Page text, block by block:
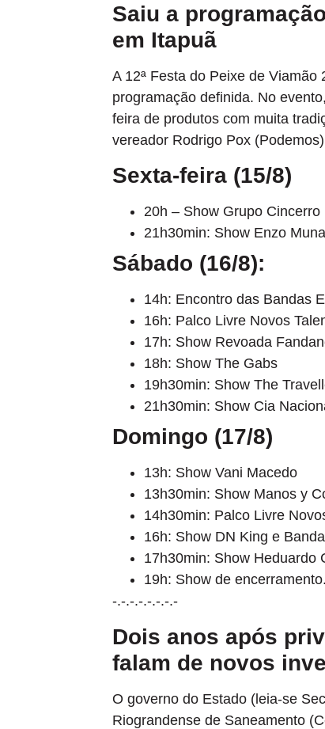
Saiu a
em Itapuã
A 12ª Festa do Peixe de
programação definida. No
feira de produtos com muita
vereador Rodrigo Pox
Sexta-feira (15/8)
20h – Show Grupo Cincerro
21h30min: Show Enzo
Sábado (16/8):
14h: Encontro das Bandas
16h: Palco Livre Novos
17h: Show Revoada
18h: Show The Gabs
19h30min: Show The
21h30min: Show Cia
Domingo (17/8)
13h: Show Vani Macedo
13h30min: Show Manos y
14h30min: Palco Livre
16h: Show DN King e Banda
17h30min: Show Heduardo
19h: Show de
-.-.-.-.-.-.-.-
Dois anos após
falam de novos
O governo do Estado (leia-se
Riograndense de Saneamento